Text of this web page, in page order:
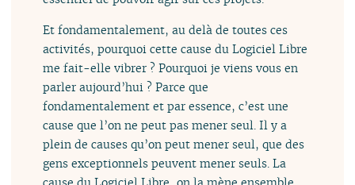
Et fondamentalement, au delà de toutes ces
activités, pourquoi cette cause du Logiciel Libre
me fait-elle vibrer ? Pourquoi je viens vous en
parler aujourd’hui ? Parce que
fondamentalement et par essence, c’est une
cause que l’on ne peut pas mener seul. Il y a
plein de causes qu’on peut mener seul, que des
gens exceptionnels peuvent mener seuls. La
cause du Logiciel Libre, on la mène ensemble.